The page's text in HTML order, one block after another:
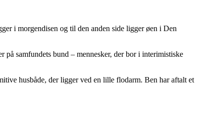
i morgendisen og til den anden side ligger øen i Den
på samfundets bund – mennesker, der bor i interimistiske
husbåde, der ligger ved en lille flodarm. Ben har aftalt et